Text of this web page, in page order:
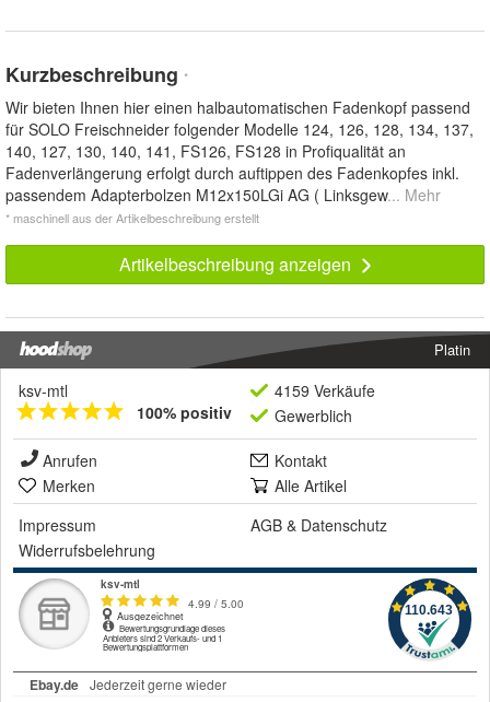
Kurzbeschreibung *
Wir bieten Ihnen hier einen halbautomatischen Fadenkopf passend
für SOLO Freischneider folgender Modelle 124, 126, 128, 134, 137,
140, 127, 130, 140, 141, FS126, FS128 in Profiqualität an
Fadenverlängerung erfolgt durch auftippen des Fadenkopfes inkl.
passendem Adapterbolzen M12x150LGi AG ( Linksgew... Mehr
* maschinell aus der Artikelbeschreibung erstellt
Artikelbeschreibung anzeigen
Platin
ksv-mtl
100% positiv
4159 Verkäufe
Gewerblich
Anrufen
Kontakt
Merken
Alle Artikel
Impressum
AGB & Datenschutz
Widerrufsbelehrung